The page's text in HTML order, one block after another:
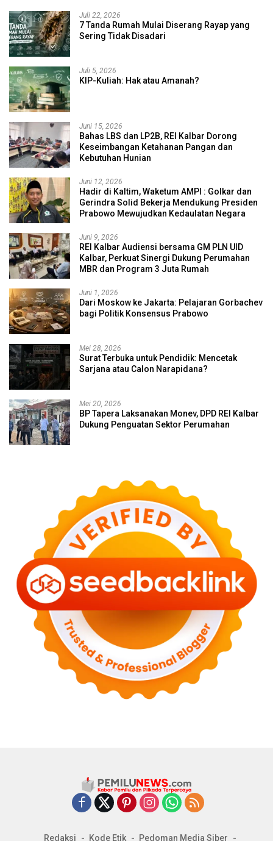
Juli 22, 2026
7 Tanda Rumah Mulai Diserang Rayap yang
Sering Tidak Disadari
Juli 5, 2026
KIP-Kuliah: Hak atau Amanah?
Juni 15, 2026
Bahas LBS dan LP2B, REI Kalbar Dorong
Keseimbangan Ketahanan Pangan dan
Kebutuhan Hunian
Juni 12, 2026
Hadir di Kaltim, Waketum AMPI : Golkar dan
Gerindra Solid Bekerja Mendukung Presiden
Prabowo Mewujudkan Kedaulatan Negara
Juni 9, 2026
REI Kalbar Audiensi bersama GM PLN UID
Kalbar, Perkuat Sinergi Dukung Perumahan
MBR dan Program 3 Juta Rumah
Juni 1, 2026
Dari Moskow ke Jakarta: Pelajaran Gorbachev
bagi Politik Konsensus Prabowo
Mei 28, 2026
Surat Terbuka untuk Pendidik: Mencetak
Sarjana atau Calon Narapidana?
Mei 20, 2026
BP Tapera Laksanakan Monev, DPD REI Kalbar
Dukung Penguatan Sektor Perumahan
Redaksi Kode Etik Pedoman Media Siber